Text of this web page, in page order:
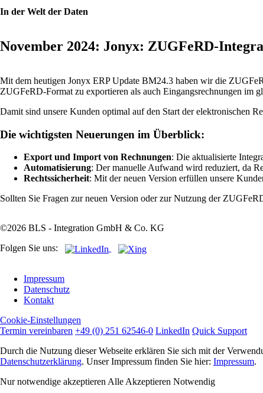
In der Welt der Daten
November 2024: Jonyx: ZUGFeRD-
Mit dem heutigen Jonyx ERP Update BM24.3 haben wir die
ZUGFeRD-Format zu exportieren als auch Eingangsrechnungen im
Damit sind unsere Kunden optimal auf den Start der elektronischen
Die wichtigsten Neuerungen im Überblick:
Export und Import von Rechnungen: Die aktualisierte
Automatisierung: Der manuelle Aufwand wird reduziert, da
Rechtssicherheit: Mit der neuen Version erfüllen unsere
Sollten Sie Fragen zur neuen Version oder zur Nutzung der
©2026 BLS - Integration GmbH & Co. KG
Folgen Sie uns:
überspringen
Impressum
Datenschutz
Kontakt
Cookie-Einstellungen
Termin vereinbaren +49 (0) 251 62546-0 LinkedIn Quick Support
Durch die Nutzung dieser Webseite erklären Sie sich mit der
Datenschutzerklärung. Unser Impressum finden Sie hier: Impressum.
Nur notwendige akzeptieren Alle Akzeptieren Notwendig